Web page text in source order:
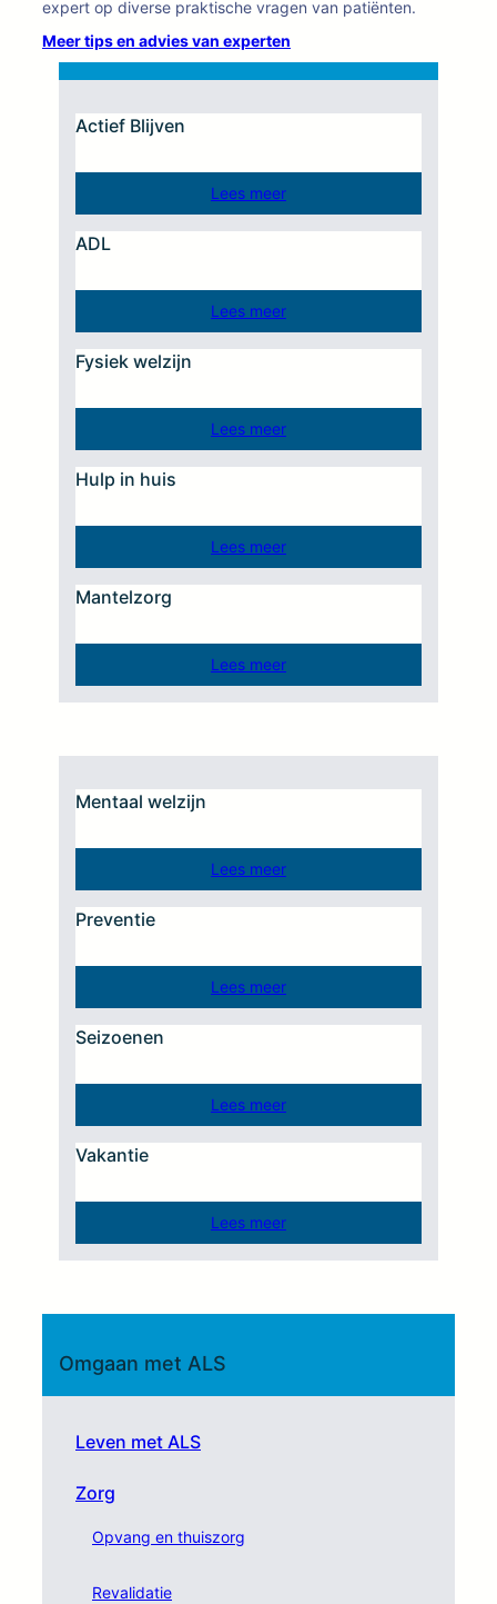
expert op diverse praktische vragen van patiënten.
Meer tips en advies van experten
Actief Blijven
Lees meer
ADL
Lees meer
Fysiek welzijn
Lees meer
Hulp in huis
Lees meer
Mantelzorg
Lees meer
Mentaal welzijn
Lees meer
Preventie
Lees meer
Seizoenen
Lees meer
Vakantie
Lees meer
Omgaan met ALS
Leven met ALS
Zorg
Opvang en thuiszorg
Revalidatie